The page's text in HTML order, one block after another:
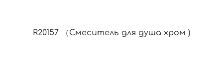
R20157 （Смеситель для душа хром )